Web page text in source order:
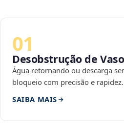
01
Desobstrução de Vaso
Água retornando ou descarga
bloqueio com precisão e rapidez.
SAIBA MAIS